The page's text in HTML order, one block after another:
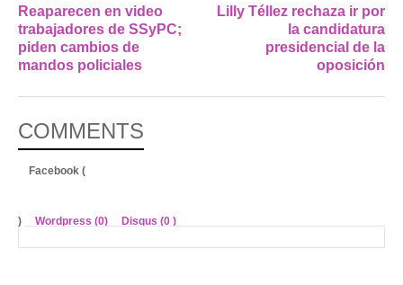
Reaparecen en video
trabajadores de SSyPC;
piden cambios de
mandos policiales
Lilly Téllez rechaza ir por
la candidatura
presidencial de la
oposición
COMMENTS
Facebook (
) Wordpress (0) Disqus (0 )